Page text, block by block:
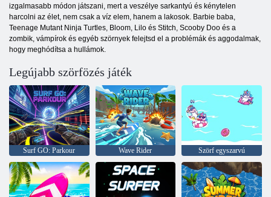
izgalmasabb módon játszani, mert a veszélye sarkantyú és kénytelen
harcolni az élet, nem csak a víz elem, hanem a lakosok. Barbie baba,
Teenage Mutant Ninja Turtles, Bloom, Lilo és Stitch, Scooby Doo és a
zombik, vámpírok és egyéb szörnyek felejtsd el a problémák és aggodalmak,
hogy meghódítsa a hullámok.
Legújabb szörfözés játék
Surf GO: Parkour Wave Rider Szörf egyszarvú